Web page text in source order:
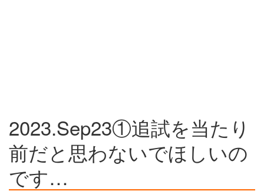
2023.Sep23①追試を当たり
前だと思わないでほしいの
です…